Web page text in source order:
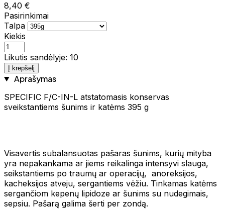
8,40 €
Pasirinkimai
Talpa
Kiekis
Likutis sandėlyje: 10
Į krepšelį
Aprašymas
SPECIFIC F/C-IN-L atstatomasis konservas
sveikstantiems šunims ir katėms 395 g
Visavertis subalansuotas pašaras šunims, kurių mityba
yra nepakankama ar jiems reikalinga intensyvi slauga,
seikstantiems po traumų ar operacijų, anoreksijos,
kacheksijos atveju, sergantiems vėžiu. Tinkamas katėms
sergančiom kepenų lipidoze ar šunims su nudegimais,
sepsiu. Pašarą galima šerti per zondą.